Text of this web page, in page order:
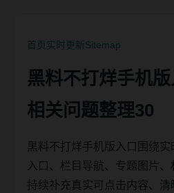
首页实时更新Sitemap
黑料不打烊手机
相关问题整理30
黑料不打烊手机版入口围绕
入口、栏目导航、专题图片、
持续补充真实可点击内容、